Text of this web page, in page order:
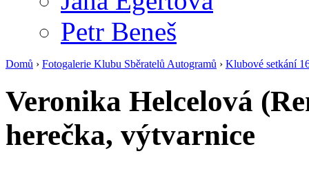
Petr Beneš
Domů › Fotogalerie Klubu Sběratelů Autogramů › Klubové setkání
Veronika Helcelová
herečka, výtvarnice